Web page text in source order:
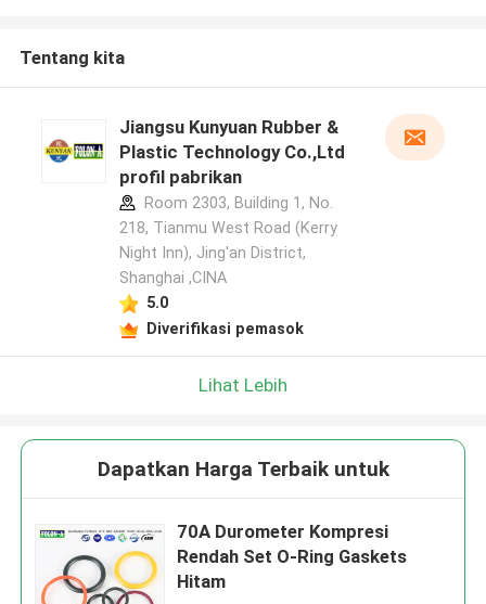
Tentang kita
Jiangsu Kunyuan Rubber &
Plastic Technology Co.,Ltd
profil pabrikan
Room 2303, Building 1, No.
218, Tianmu West Road (Kerry
Night Inn), Jing'an District,
Shanghai ,CINA
5.0
Diverifikasi pemasok
Lihat Lebih
Dapatkan Harga Terbaik untuk
70A Durometer Kompresi
Rendah Set O-Ring Gaskets
Hitam